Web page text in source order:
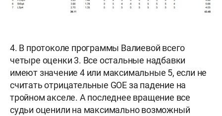
4. В протоколе программы Валиевой всего
четыре оценки 3. Все остальные надбавки
имеют значение 4 или максимальные 5, если не
считать отрицательные GOE за падение на
тройном акселе. А последнее вращение все
судьи оценили на максимально возможный